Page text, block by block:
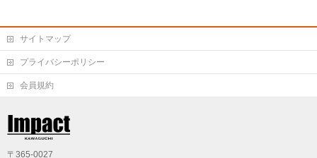
サイトマップ
プライバシーポリシー
会員規約
〒365-0027